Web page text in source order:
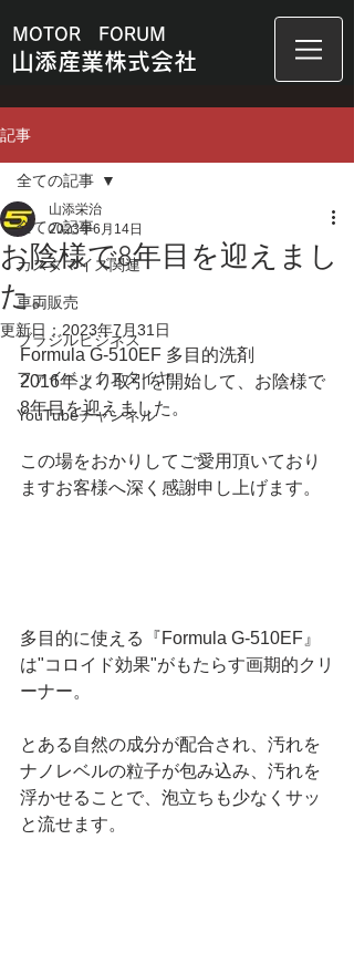
MOTOR FORUM
山添産業株式会社
記事
全ての記事
カスタマイズ関連
車両販売
ブラジルビジネス
ファイベックスタイヤ
YouTubeチャンネル
全ての記事
お陰様で8年目を迎えまし
た。
山添栄治
2023年6月14日
更新日： 2023年7月31日
Formula G-510EF 多目的洗剤
2016年より取引を開始して、お陰様で
8年目を迎えました。
この場をおかりしてご愛用頂いており
ますお客様へ深く感謝申し上げます。
多目的に使える『Formula G-510EF』
は"コロイド効果"がもたらす画期的クリ
ーナー。
とある自然の成分が配合され、汚れを
ナノレベルの粒子が包み込み、汚れを
浮かせることで、泡立ちも少なくサッ
と流せます。